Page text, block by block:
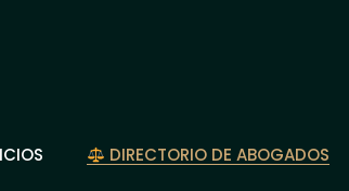
DIRECTORIO DE ABOGADOS